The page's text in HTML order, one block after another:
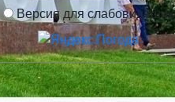
Версия для слабовидящих